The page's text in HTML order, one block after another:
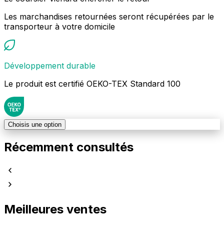
Les marchandises retournées seront récupérées par le
transporteur à votre domicile
Développement durable
Le produit est certifié OEKO-TEX Standard 100
Choisis une option
Récemment consultés
Meilleures ventes